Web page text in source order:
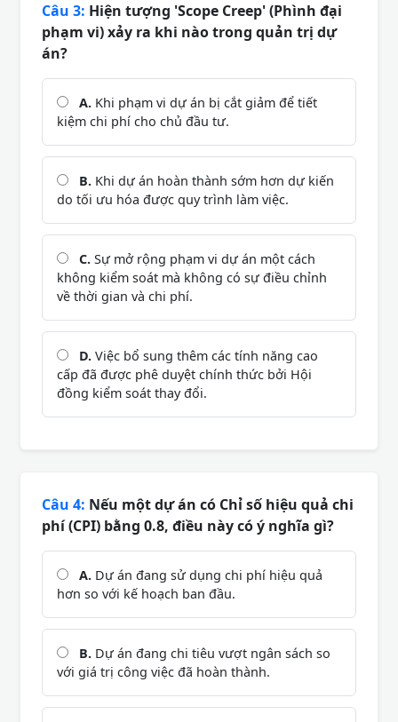
Câu 3: Hiện tượng 'Scope Creep' (Phình đại
phạm vi) xảy ra khi nào trong quản trị dự
án?
A. Khi phạm vi dự án bị cắt giảm để tiết
kiệm chi phí cho chủ đầu tư.
B. Khi dự án hoàn thành sớm hơn dự kiến
do tối ưu hóa được quy trình làm việc.
C. Sự mở rộng phạm vi dự án một cách
không kiểm soát mà không có sự điều chỉnh
về thời gian và chi phí.
D. Việc bổ sung thêm các tính năng cao
cấp đã được phê duyệt chính thức bởi Hội
đồng kiểm soát thay đổi.
Câu 4: Nếu một dự án có Chỉ số hiệu quả chi
phí (CPI) bằng 0.8, điều này có ý nghĩa gì?
A. Dự án đang sử dụng chi phí hiệu quả
hơn so với kế hoạch ban đầu.
B. Dự án đang chi tiêu vượt ngân sách so
với giá trị công việc đã hoàn thành.